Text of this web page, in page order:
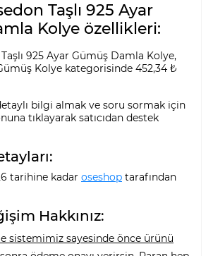
Taşlı 925 Ayar
Kolye özellikleri:
925 Ayar Gümüş Damla Kolye,
Kolye kategorisinde 452,34 ₺
bilgi almak ve soru sormak için
tıklayarak satıcıdan destek
tarihine kadar oseshop tarafından
Hakkınız:
sistemimiz sayesinde önce ürünü